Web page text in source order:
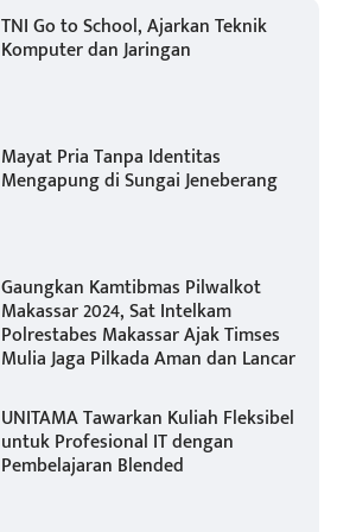
TNI Go to School, Ajarkan Teknik
Komputer dan Jaringan
Mayat Pria Tanpa Identitas
Mengapung di Sungai Jeneberang
Gaungkan Kamtibmas Pilwalkot
Makassar 2024, Sat Intelkam
Polrestabes Makassar Ajak Timses
Mulia Jaga Pilkada Aman dan Lancar
UNITAMA Tawarkan Kuliah Fleksibel
untuk Profesional IT dengan
Pembelajaran Blended